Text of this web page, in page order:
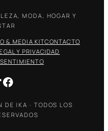
MODA, HOGAR Y
& MEDIA KITCONTACTO
Y PRIVACIDAD
Facebook
IKA · TODOS LOS